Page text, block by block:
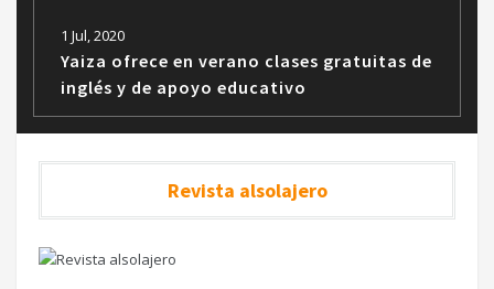
1 Jul, 2020
Yaiza ofrece en verano clases gratuitas de
inglés y de apoyo educativo
Revista alsolajero